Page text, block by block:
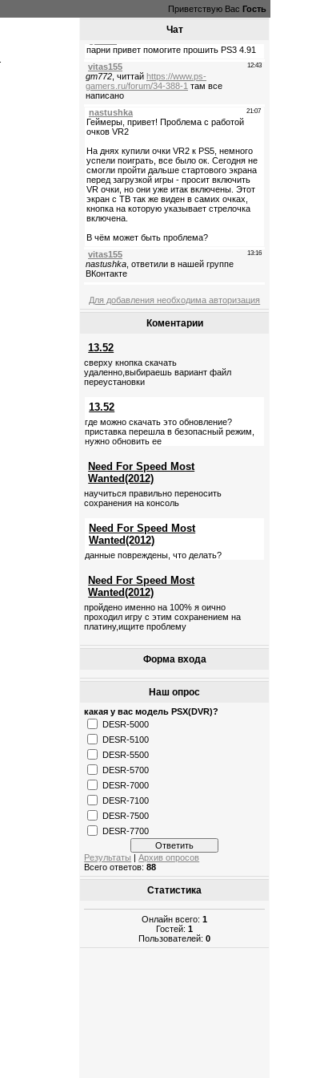
Приветствую Вас Гость
Чат
Для добавления необходима авторизация
Коментарии
13.52
сверху кнопка скачать
удаленно,выбираешь вариант файл
переустановки
13.52
где можно скачать это обновление?
приставка перешла в безопасный режим,
нужно обновить ее
Need For Speed Most
Wanted(2012)
научиться правильно переносить
сохранения на консоль
Need For Speed Most
Wanted(2012)
данные повреждены, что делать?
Need For Speed Most
Wanted(2012)
пройдено именно на 100% я оично
проходил игру с этим сохранением на
платину,ищите проблему
Форма входа
Наш опрос
какая у вас модель PSX(DVR)?
DESR-5000
DESR-5100
DESR-5500
DESR-5700
DESR-7000
DESR-7100
DESR-7500
DESR-7700
Результаты |Архив опросов
Всего ответов:88
Статистика
Онлайн всего:1
Гостей:1
Пользователей:0